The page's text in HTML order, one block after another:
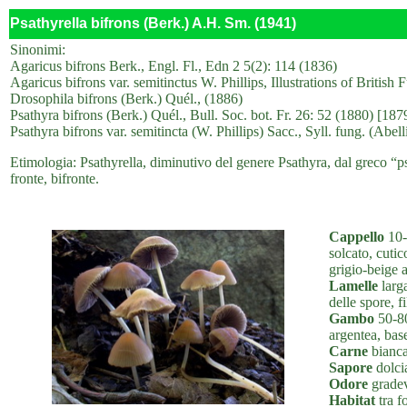
Psathyrella bifrons (Berk.) A.H. Sm. (1941)
Sinonimi:
Agaricus bifrons Berk., Engl. Fl., Edn 2 5(2): 114 (1836)
Agaricus bifrons var. semitinctus W. Phillips, Illustrations of British
Drosophila bifrons (Berk.) Quél., (1886)
Psathyra bifrons (Berk.) Quél., Bull. Soc. bot. Fr. 26: 52 (1880)
Psathyra bifrons var. semitincta (W. Phillips) Sacc., Syll. fung.
Etimologia: Psathyrella, diminutivo del genere Psathyra, dal greco
fronte, bifronte.
Cappello
solcato,
grigio-beige
Lamelle
delle spore,
Gambo 50-
argentea,
Carne
Sapore
Odore
Habitat tra